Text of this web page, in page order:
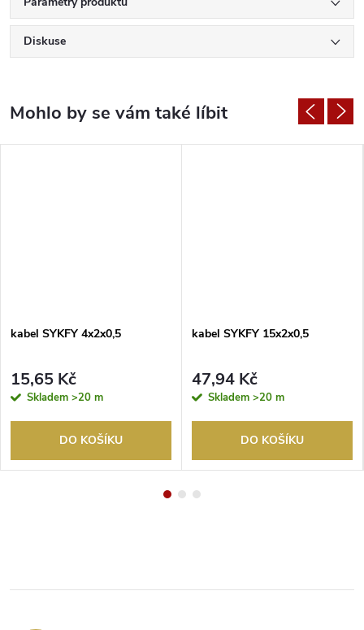
Diskuse
kabel SYKFY 4x2x0,5
15,65 Kč
Skladem >20 m
DO KOŠÍKU
kabel SYKFY 15x2x0,5
47,94 Kč
Skladem >20 m
DO KOŠÍKU